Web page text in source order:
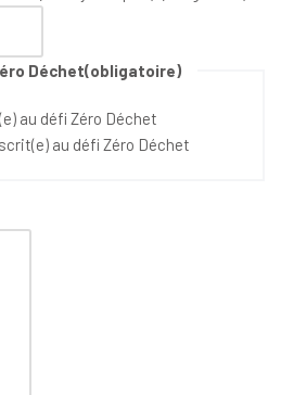
Déchet(obligatoire)
au défi Zéro Déchet
au défi Zéro Déchet